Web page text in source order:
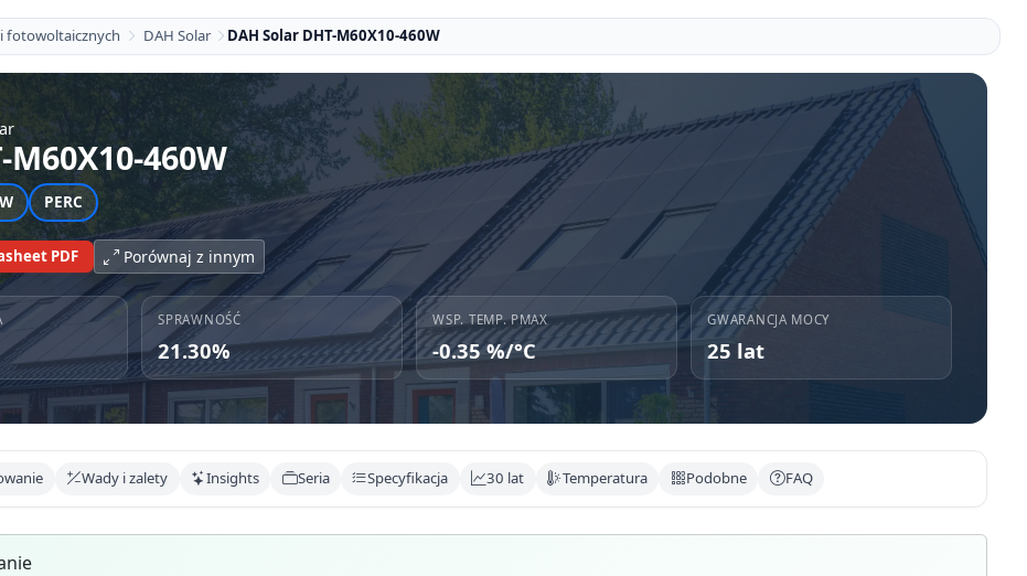
fotowoltaicznych DAH Solar DAH Solar DHT-M60X10-460W
M60X10-460W
PERC
PDF Porównaj z innym
SPRAWNOŚĆ
21.30%
WSP. TEMP. PMAX
-0.35 %/°C
GWARANCJA MOCY
25 lat
Wady i zalety Insights Seria Specyfikacja 30 lat Temperatura Podobne FAQ